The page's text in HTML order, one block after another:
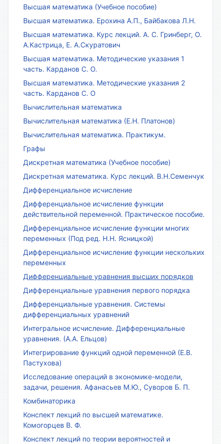
Высшая математика (Учебное пособие)
Высшая математика. Ерохина А.П., Байбакова Л.Н.
Высшая математика. Курс лекций. А. С. Гринберг, О.
А.Кастрица, Е. А.Скуратович
Высшая математика. Методические указания 1
часть. Карданов С. О.
Высшая математика. Методические указания 2
часть. Карданов С. О
Вычислительная математика
Вычислительная математика (Е.Н. Платонов)
Вычислительная математика. Практикум.
Графы
Дискретная математика (Учебное пособие)
Дискретная математика. Курс лекций. В.Н.Семенчук
Дифференциальное исчисление
Дифференциальное исчисление функции
действительной переменной. Практическое пособие.
Дифференциальное исчисление функции многих
переменных (Под ред. Н.Н. Ясницкой)
Дифференциальное исчисление функции нескольких
переменных
Дифференциальные уравнения высших порядков
Дифференциальные уравнения первого порядка
Дифференциальные уравнения. Системы
дифференциальных уравнений
Интегральное исчисление. Дифференциальные
уравнения. (А.А. Ельцов)
Интегрирование функций одной переменной (Е.В.
Пастухова)
Исследование операций в экономике-модели,
задачи, решения. Афанасьев М.Ю., Суворов Б. П.
Комбинаторика
Конспект лекций по высшей математике.
Комогорцев В. Ф.
Конспект лекций по теории вероятностей и